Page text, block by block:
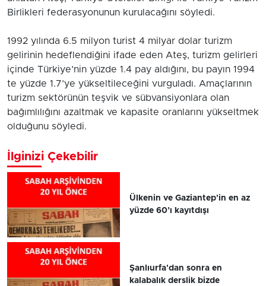
Birlikleri federasyonunun kurulacağını söyledi.
1992 yılında 6.5 milyon turist 4 milyar dolar turizm
gelirinin hedeflendiğini ifade eden Ateş, turizm gelirleri
içinde Türkiye’nin yüzde 1.4 pay aldığını, bu payın 1994
te yüzde 1.7’ye yükseltileceğini vurguladı. Amaçlarının
turizm sektörünün teşvik ve sübvansiyonlara olan
bağımlılığını azaltmak ve kapasite oranlarını yükseltmek
olduğunu söyledi.
İlginizi Çekebilir
Ülkenin ve Gaziantep'in en az
yüzde 60’ı kayıtdışı
Şanlıurfa'dan sonra en
kalabalık derslik bizde